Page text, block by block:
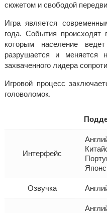
сюжетом и свободой
Игра является
года. События
которым население
разрушается и меняется
захваченного лидера
Игровой процесс
головоломок.
Интерфейс
Озвучка